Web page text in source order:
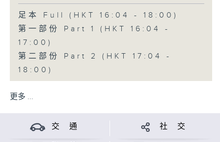
足本 Full (HKT 16:04 - 18:00)
第一部份 Part 1 (HKT 16:04 -
17:00)
第二部份 Part 2 (HKT 17:04 -
18:00)
更多 ...
交 通 社 交